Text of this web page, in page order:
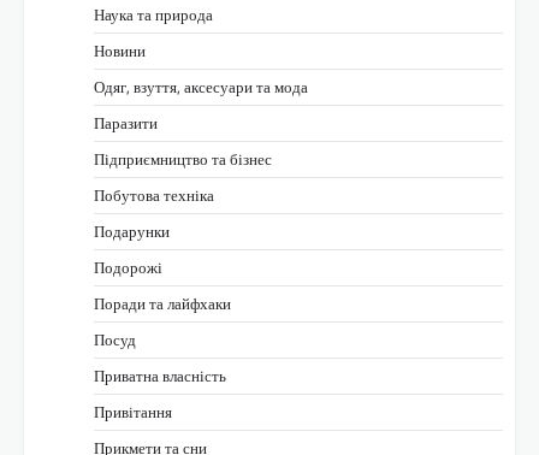
Наука та природа
Новини
Одяг, взуття, аксесуари та мода
Паразити
Підприємництво та бізнес
Побутова техніка
Подарунки
Подорожі
Поради та лайфхаки
Посуд
Приватна власність
Привітання
Прикмети та сни